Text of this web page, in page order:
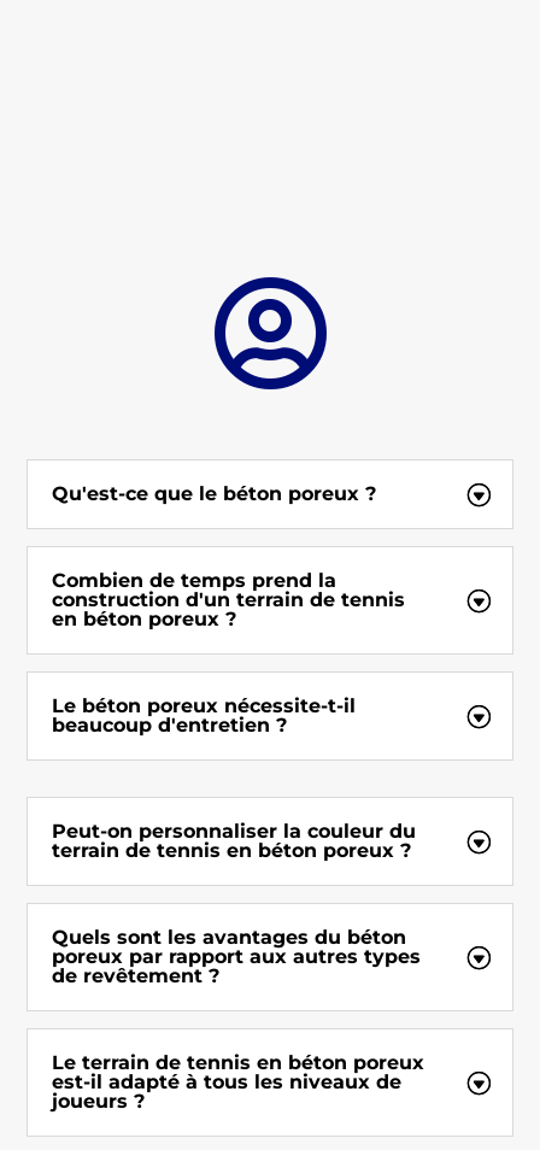

Qu'est-ce que le béton poreux ?
Combien de temps prend la
construction d'un terrain de tennis
en béton poreux ?
Le béton poreux nécessite-t-il
beaucoup d'entretien ?
Peut-on personnaliser la couleur du
terrain de tennis en béton poreux ?
Quels sont les avantages du béton
poreux par rapport aux autres types
de revêtement ?
Le terrain de tennis en béton poreux
est-il adapté à tous les niveaux de
joueurs ?